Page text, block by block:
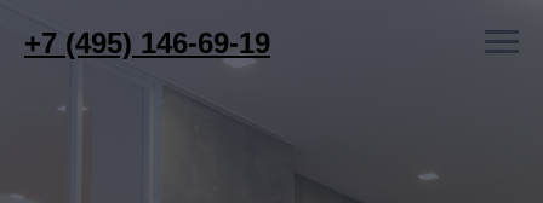
+7 (495) 146-69-19